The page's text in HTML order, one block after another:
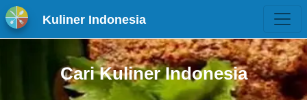
Kuliner Indonesia
Cari Kuliner Indonesia